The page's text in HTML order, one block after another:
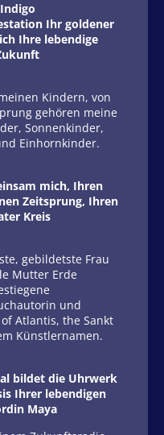
Ihr goldener
Ihre lebendige
Kindern, von
gehören meine
Sonnenkinder,
Einhornkinder.
mich, Ihren
Zeitsprung, Ihren
Kreis
gebildetste Frau
Mutter Erde
und
Atlantis, the Sankt
Künstlernamen.
bildet die Uhrwerk
Ihrer lebendigen
Maya